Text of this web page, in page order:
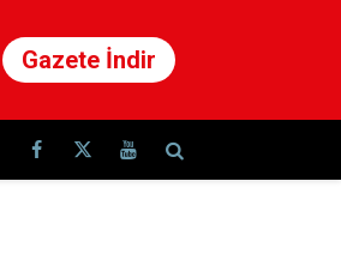
Gazete İndir